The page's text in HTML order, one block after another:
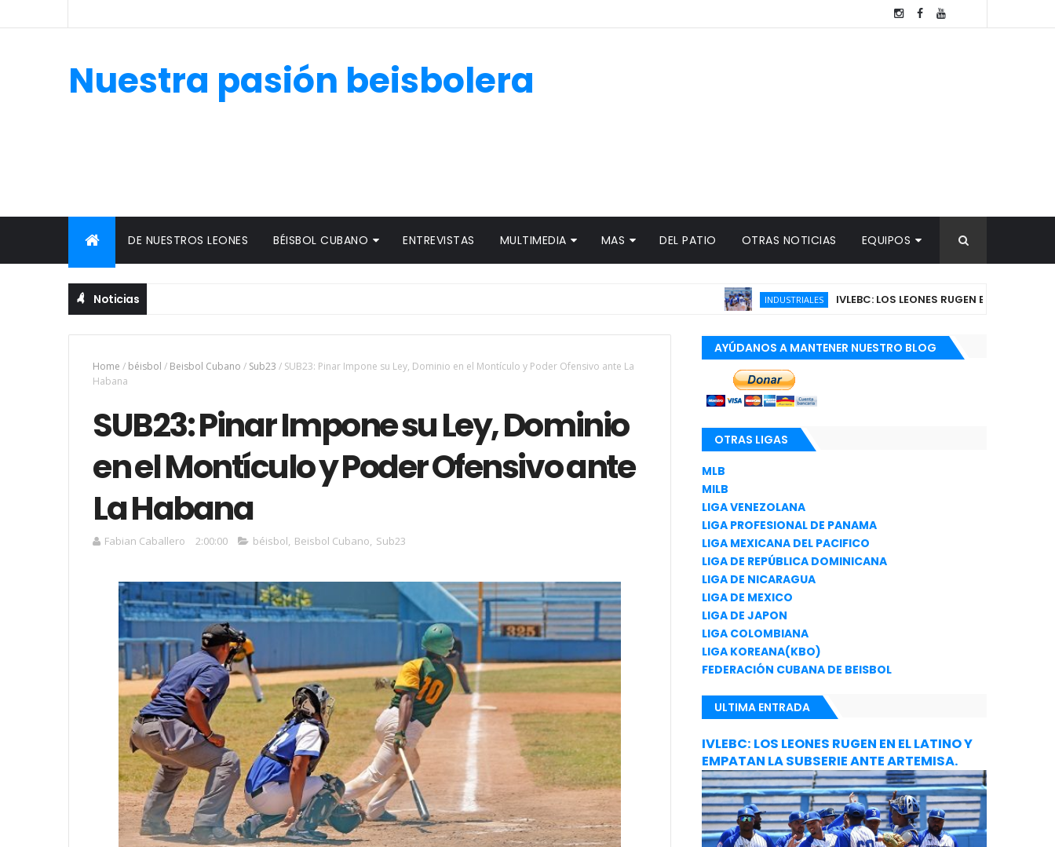
Nuestra pasión beisbolera
DE NUESTROS LEONES BÉISBOL CUBANO ENTREVISTAS MULTIMEDIA MAS DEL PATIO OTRAS NOTICIAS EQUIPOS
Noticias INDUSTRIALES IVLEBC: LOS LEONES RUGEN EN EL LATINO Y
Home / béisbol / Beisbol Cubano / Sub23 / SUB23: Pinar Impone su Ley, Dominio en el Montículo y Poder Ofensivo ante La
Habana
SUB23: Pinar Impone su Ley, Dominio
en el Montículo y Poder Ofensivo ante
La Habana
Fabian Caballero 2:00:00 béisbol, Beisbol Cubano, Sub23
AYÚDANOS A MANTENER NUESTRO BLOG
OTRAS LIGAS
MLB
MILB
LIGA VENEZOLANA
LIGA PROFESIONAL DE PANAMA
LIGA MEXICANA DEL PACIFICO
LIGA DE REPÚBLICA DOMINICANA
LIGA DE NICARAGUA
LIGA DE MEXICO
LIGA DE JAPON
LIGA COLOMBIANA
LIGA KOREANA(KBO)
FEDERACIÓN CUBANA DE BEISBOL
ULTIMA ENTRADA
IVLEBC: LOS LEONES RUGEN EN EL LATINO Y
EMPATAN LA SUBSERIE ANTE ARTEMISA.